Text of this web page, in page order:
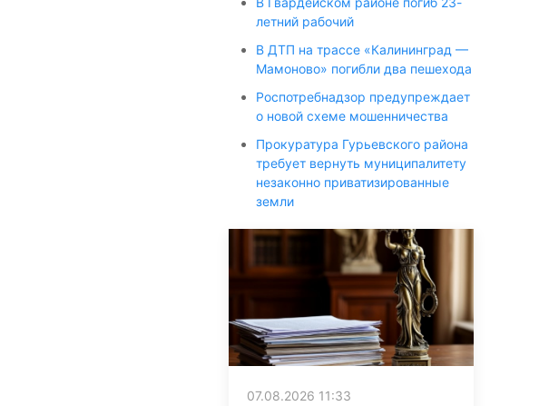
летний рабочий
В ДТП на трассе «Калининград —
Мамоново» погибли два пешехода
Роспотребнадзор предупреждает
о новой схеме мошенничества
Прокуратура Гурьевского района
требует вернуть муниципалитету
незаконно приватизированные
земли
07.08.2026 11:33